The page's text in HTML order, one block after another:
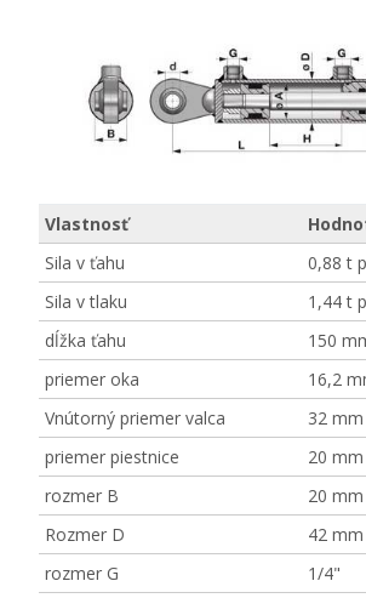
Vlastnosť
Sila v ťahu
0,88 t
Sila v tlaku
1,44 t
dĺžka ťahu
150
priemer oka
16,2
Vnútorný priemer valca
32 mm
priemer piestnice
20 mm
rozmer B
20 mm
Rozmer D
42 mm
rozmer G
1/4"